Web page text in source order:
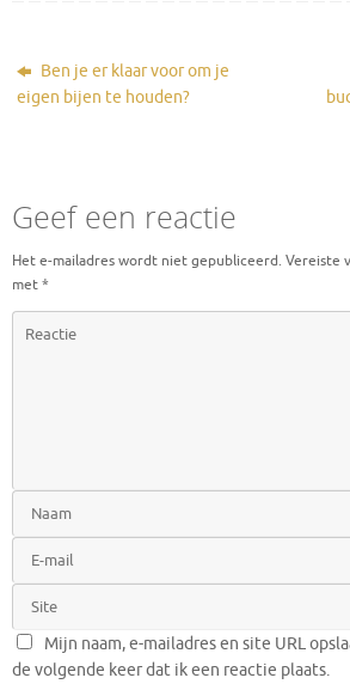
Ben je er klaar voor om je
eigen bijen te houden?
Geef een reactie
Het e-mailadres wordt niet gepubliceerd. Vereiste
met*
Mijn naam, e-mailadres en site URL
de volgende keer dat ik een reactie plaats.